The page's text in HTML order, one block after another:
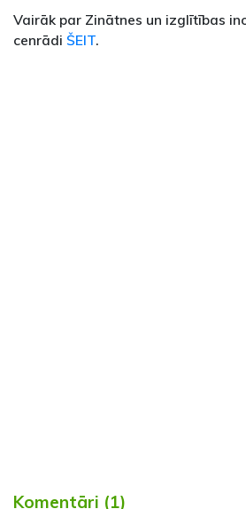
Vairāk par Zinātnes un izglītības
cenrādi ŠEIT.
Komentāri (1)